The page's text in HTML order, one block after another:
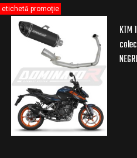
etichetă promoție